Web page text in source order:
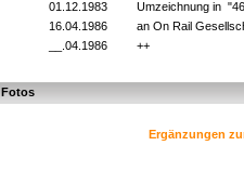
01.12.1983
Umzeichnung in
16.04.1986
an On Rail
__.04.1986
++
Fotos
Ergänzungen